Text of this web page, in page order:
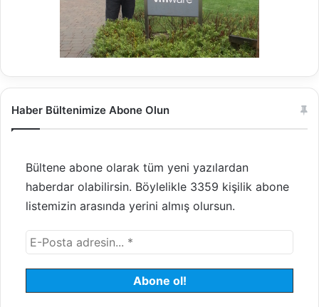
Haber Bültenimize Abone Olun
Bültene abone olarak tüm yeni yazılardan
haberdar olabilirsin. Böylelikle 3359 kişilik abone
listemizin arasında yerini almış olursun.